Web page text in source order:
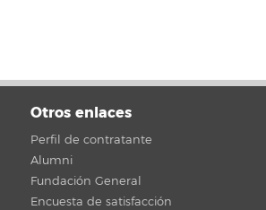
Otros enlaces
Perfil de contratante
Alumni
Fundación General
Encuesta de satisfacción